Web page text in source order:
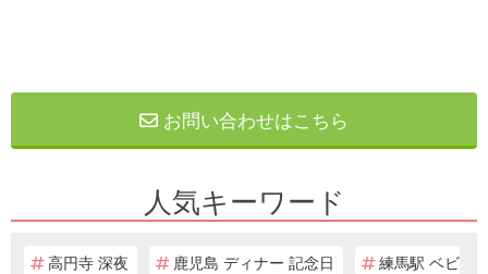
お問い合わせはこちら
人気キーワード
高円寺 深夜 鹿児島 ディナー 記念日
練馬駅 ベビ